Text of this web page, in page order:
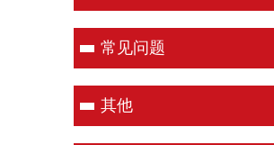
常见问题
其他